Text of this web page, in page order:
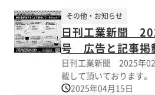
日刊工業新聞
号 広告と記事掲
その他・お知らせ
日刊工業新聞 2025年
載して頂いております。 「工場・現場作業用ドラ
ムポンプ品揃えNO.1ト
2025年04月15日